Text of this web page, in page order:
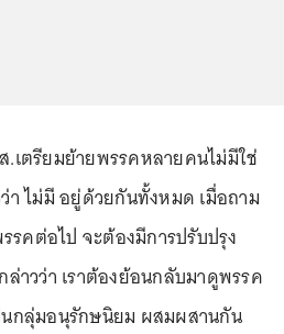
.เตรียมย้ายพรรคหลายคนไม่มีใช่
า ไม่มี อยู่ด้วยกันทั้งหมด เมื่อถาม
รคต่อไป จะต้องมีการปรับปรุง
ล่าวว่า เราต้องย้อนกลับมาดูพรรค
ป็นกลุ่มอนุรักษนิยม ผสมผสานกัน